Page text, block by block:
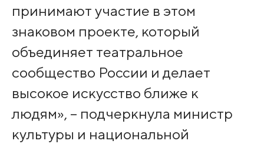
принимают участие в этом
знаковом проекте, который
объединяет театральное
сообщество России и делает
высокое искусство ближе к
людям», – подчеркнула министр
культуры и национальной